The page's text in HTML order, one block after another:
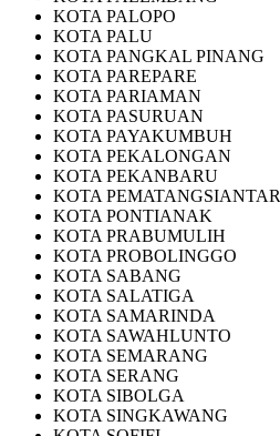
KOTA PALOPO
KOTA PALU
KOTA PANGKAL PINANG
KOTA PAREPARE
KOTA PARIAMAN
KOTA PASURUAN
KOTA PAYAKUMBUH
KOTA PEKALONGAN
KOTA PEKANBARU
KOTA PEMATANGSIANTAR
KOTA PONTIANAK
KOTA PRABUMULIH
KOTA PROBOLINGGO
KOTA SABANG
KOTA SALATIGA
KOTA SAMARINDA
KOTA SAWAHLUNTO
KOTA SEMARANG
KOTA SERANG
KOTA SIBOLGA
KOTA SINGKAWANG